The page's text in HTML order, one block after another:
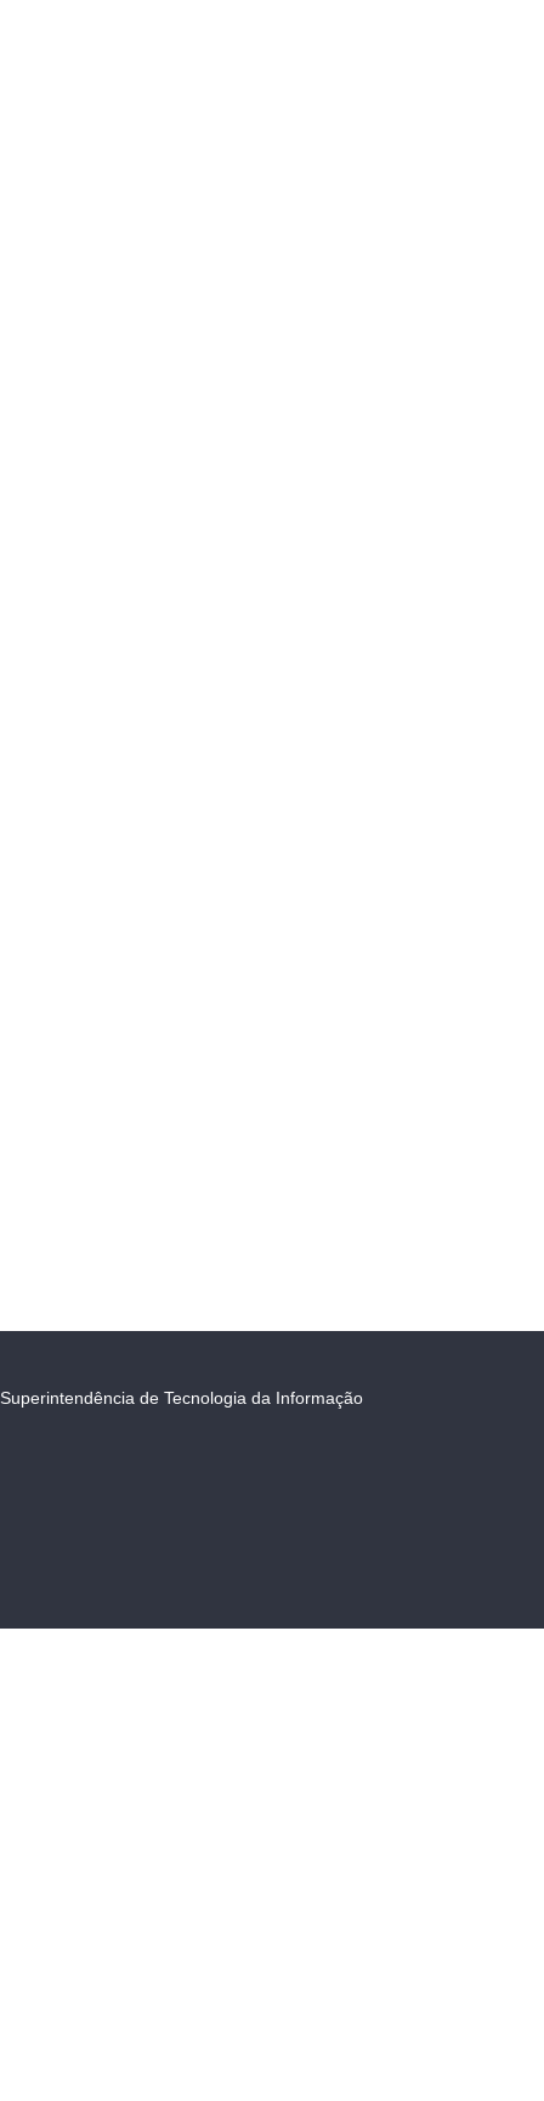
Superintendência de Tecnologia da Informação